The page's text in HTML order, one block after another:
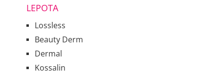
LEPOTA
Lossless
Beauty Derm
Dermal
Kossalin